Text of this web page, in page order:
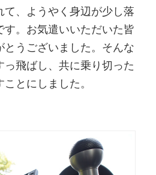
て、ようやく身辺が少し落
す。お気遣いいただいた皆
とうございました。そんな
飛ばし、共に乗り切った
とにしました。